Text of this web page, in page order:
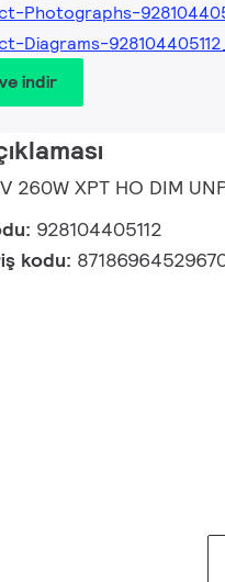
Photographs-
Diagrams-
indir
260W XPT HO DIM
928104405112
kodu: